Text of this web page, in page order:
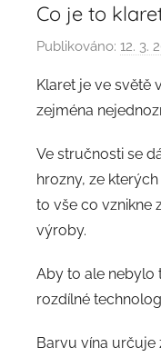
Co je to
Publikováno: 12. 3.
Klaret je ve světě
zejména
Ve stručnosti se
hrozny, ze
to vše co vznikne
výroby.
Aby to ale nebylo
rozdílné
Barvu vína určuje